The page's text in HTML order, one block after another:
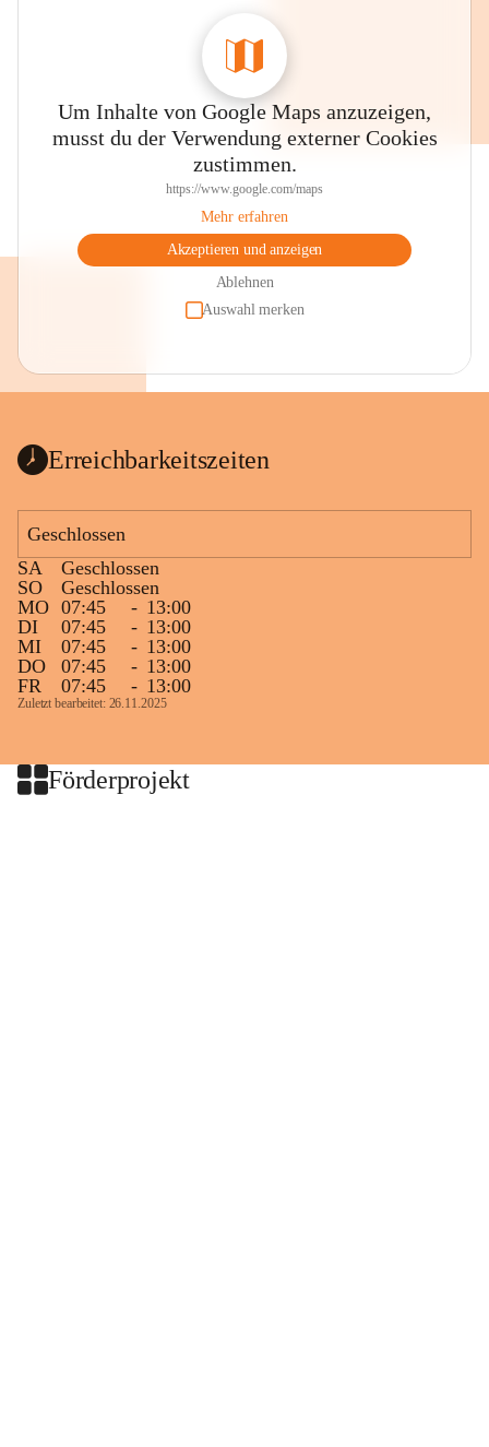
Um Inhalte von Google Maps anzuzeigen,
musst du der Verwendung externer Cookies
zustimmen.
https://www.google.com/maps
Mehr erfahren
Akzeptieren und anzeigen
Ablehnen
Auswahl merken
Erreichbarkeitszeiten
Geschlossen
SA
Geschlossen
SO
Geschlossen
MO 07:45 - 13:00
DI
07:45 - 13:00
MI
07:45 - 13:00
DO
07:45 - 13:00
FR
07:45 - 13:00
Zuletzt bearbeitet: 26.11.2025
Förderprojekt